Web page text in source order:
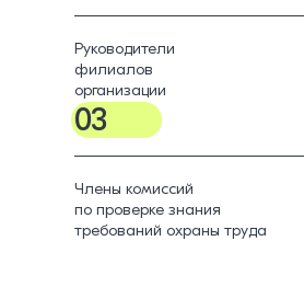
Руководители
филиалов
организации
03
Члены комиссий
по проверке знания
требований охраны труда